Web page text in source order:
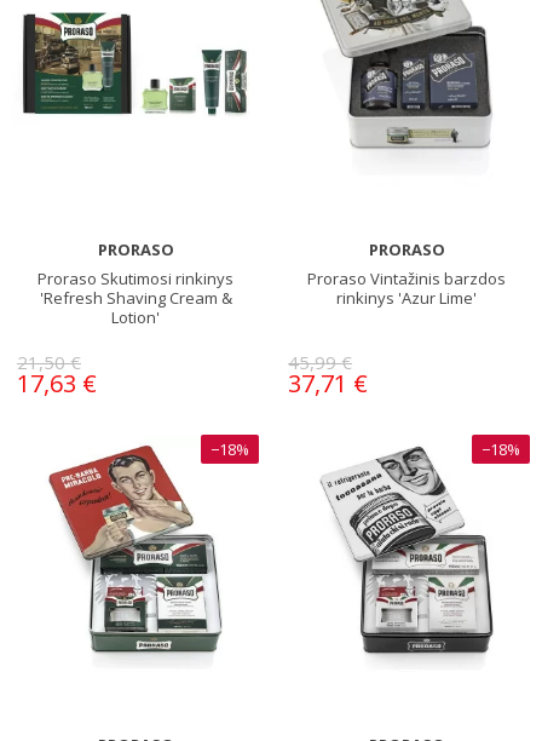
PRORASO
Proraso Skutimosi rinkinys
'Refresh Shaving Cream &
Lotion'
21,50 €
17,63 €
PRORASO
Proraso Vintažinis barzdos
rinkinys 'Azur Lime'
45,99 €
37,71 €
−18% −18%